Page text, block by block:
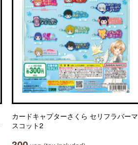
カードキャプターさくら セリフラバーマ
スコット2